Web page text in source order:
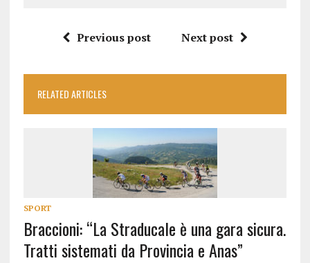
Previous post Next post
RELATED ARTICLES
SPORT
Braccioni: “La Straducale è una gara sicura.
Tratti sistemati da Provincia e Anas”